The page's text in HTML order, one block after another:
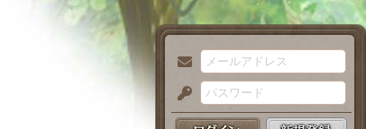
メ
ー
パ